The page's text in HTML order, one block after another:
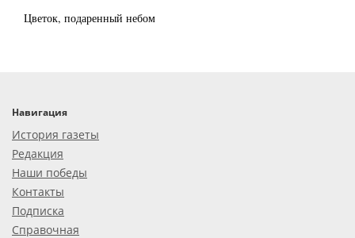
Цветок, подаренный небом
Навигация
История газеты
Редакция
Наши победы
Контакты
Подписка
Справочная